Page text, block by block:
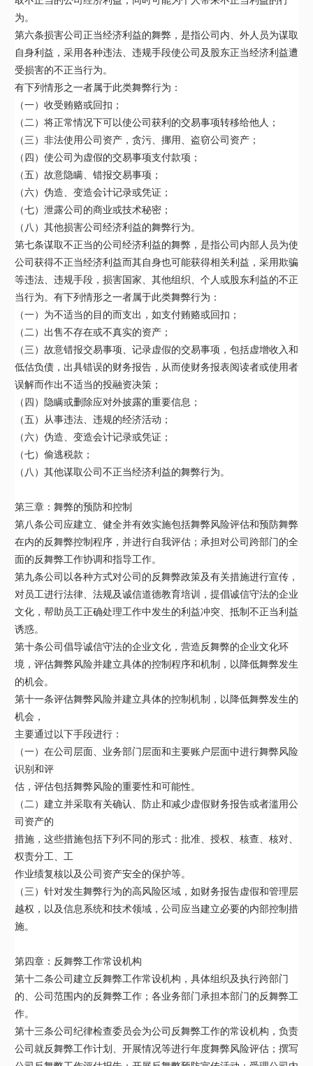
为。
第六条损害公司正当经济利益的舞弊，是指公司内、外人员为谋取
自身利益，采用各种违法、违规手段使公司及股东正当经济利益遭
受损害的不正当行为。
有下列情形之一者属于此类舞弊行为：
（一）收受贿赂或回扣；
（二）将正常情况下可以使公司获利的交易事项转移给他人；
（三）非法使用公司资产，贪污、挪用、盗窃公司资产；
（四）使公司为虚假的交易事项支付款项；
（五）故意隐瞒、错报交易事项；
（六）伪造、变造会计记录或凭证；
（七）泄露公司的商业或技术秘密；
（八）其他损害公司经济利益的舞弊行为。
第七条谋取不正当的公司经济利益的舞弊，是指公司内部人员为使
公司获得不正当经济利益而其自身也可能获得相关利益，采用欺骗
等违法、违规手段，损害国家、其他组织、个人或股东利益的不正
当行为。有下列情形之一者属于此类舞弊行为：
（一）为不适当的目的而支出，如支付贿赂或回扣；
（二）出售不存在或不真实的资产；
（三）故意错报交易事项、记录虚假的交易事项，包括虚增收入和
低估负债，出具错误的财务报告，从而使财务报表阅读者或使用者
误解而作出不适当的投融资决策；
（四）隐瞒或删除应对外披露的重要信息；
（五）从事违法、违规的经济活动；
（六）伪造、变造会计记录或凭证；
（七）偷逃税款；
（八）其他谋取公司不正当经济利益的舞弊行为。
第三章：舞弊的预防和控制
第八条公司应建立、健全并有效实施包括舞弊风险评估和预防舞弊
在内的反舞弊控制程序，并进行自我评估；承担对公司跨部门的全
面的反舞弊工作协调和指导工作。
第九条公司以各种方式对公司的反舞弊政策及有关措施进行宣传，
对员工进行法律、法规及诚信道德教育培训，提倡诚信守法的企业
文化，帮助员工正确处理工作中发生的利益冲突、抵制不正当利益
诱惑。
第十条公司倡导诚信守法的企业文化，营造反舞弊的企业文化环
境，评估舞弊风险并建立具体的控制程序和机制，以降低舞弊发生
的机会。
第十一条评估舞弊风险并建立具体的控制机制，以降低舞弊发生的
机会，
主要通过以下手段进行：
（一）在公司层面、业务部门层面和主要账户层面中进行舞弊风险
识别和评
估，评估包括舞弊风险的重要性和可能性。
（二）建立并采取有关确认、防止和减少虚假财务报告或者滥用公
司资产的
措施，这些措施包括下列不同的形式：批准、授权、核查、核对、
权责分工、工
作业绩复核以及公司资产安全的保护等。
（三）针对发生舞弊行为的高风险区域，如财务报告虚假和管理层
越权，以及信息系统和技术领域，公司应当建立必要的内部控制措
施。
第四章：反舞弊工作常设机构
第十二条公司建立反舞弊工作常设机构，具体组织及执行跨部门
的、公司范围内的反舞弊工作；各业务部门承担本部门的反舞弊工
作。
第十三条公司纪律检查委员会为公司反舞弊工作的常设机构，负责
公司就反舞弊工作计划、开展情况等进行年度舞弊风险评估；撰写